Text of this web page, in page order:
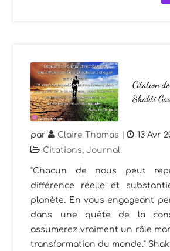
Citation
Shakti
par Claire Thomas | 13 Avr
Citations,Journal
"Chacun de nous peut
différence réelle et
planète. En vous engageant
dans une quête de la
assumerez vraiment un rôle
transformation du monde."